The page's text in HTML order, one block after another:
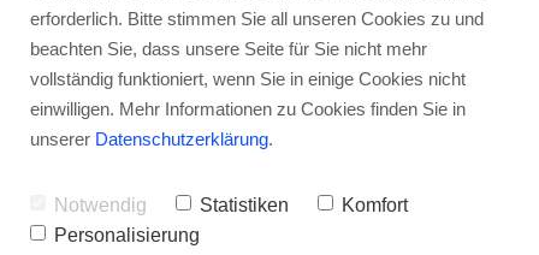
Grillen auf dem Balkon, der Terrasse oder
im Garten: Was ist erlaubt?
erforderlich. Bitte stimmen Sie all unseren Cookies zu und
beachten Sie, dass unsere Seite für Sie nicht mehr
vollständig funktioniert, wenn Sie in einige Cookies nicht
einwilligen. Mehr Informationen zu Cookies finden Sie in
unserer Datenschutzerklärung.
Notwendig Statistiken
Komfort
Personalisierung